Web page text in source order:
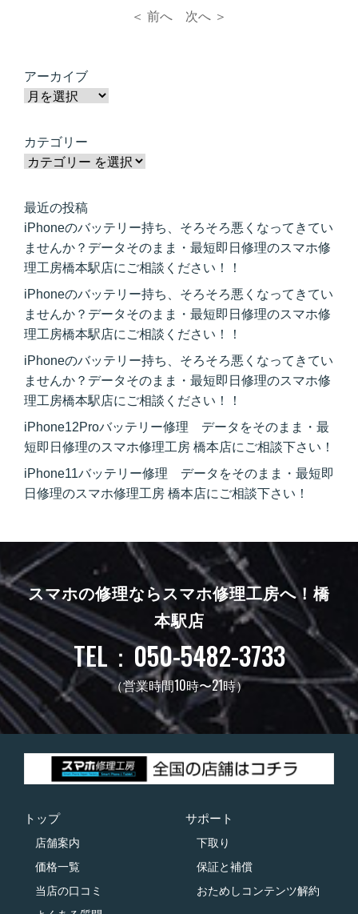
＜ 前へ 次へ ＞
アーカイブ
カテゴリー
最近の投稿
iPhoneのバッテリー持ち、そろそろ悪くなってきてい
ませんか？データそのまま・最短即日修理のスマホ修
理工房橋本駅店にご相談ください！！
iPhoneのバッテリー持ち、そろそろ悪くなってきてい
ませんか？データそのまま・最短即日修理のスマホ修
理工房橋本駅店にご相談ください！！
iPhoneのバッテリー持ち、そろそろ悪くなってきてい
ませんか？データそのまま・最短即日修理のスマホ修
理工房橋本駅店にご相談ください！！
iPhone12Proバッテリー修理 データをそのまま・最
短即日修理のスマホ修理工房 橋本店にご相談下さい！
iPhone11バッテリー修理 データをそのまま・最短即
日修理のスマホ修理工房 橋本店にご相談下さい！
スマホの修理ならスマホ修理工房へ！ 橋
本駅店
TEL：050-5482-3733
（営業時間10時〜21時）
トップ
店舗案内
価格一覧
当店の口コミ
サポート
下取り
保証と補償
おためしコンテンツ解約